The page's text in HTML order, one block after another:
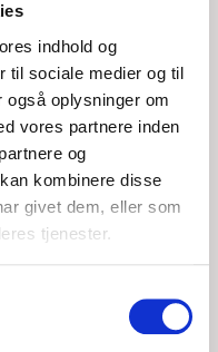
indhold og
til sociale medier og til
oplysninger om
vores partnere inden
og
kombinere disse
givet dem, eller som
tjenester.
fra Rudkøbing på
deres lille Jolle. Jeg
ud i